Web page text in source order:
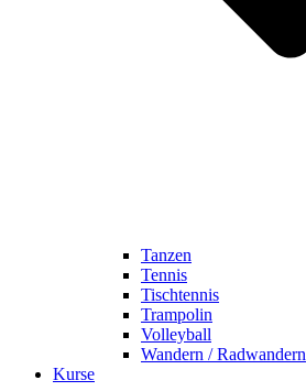
Tanzen
Tennis
Tischtennis
Trampolin
Volleyball
Wandern / Radwandern
Kurse